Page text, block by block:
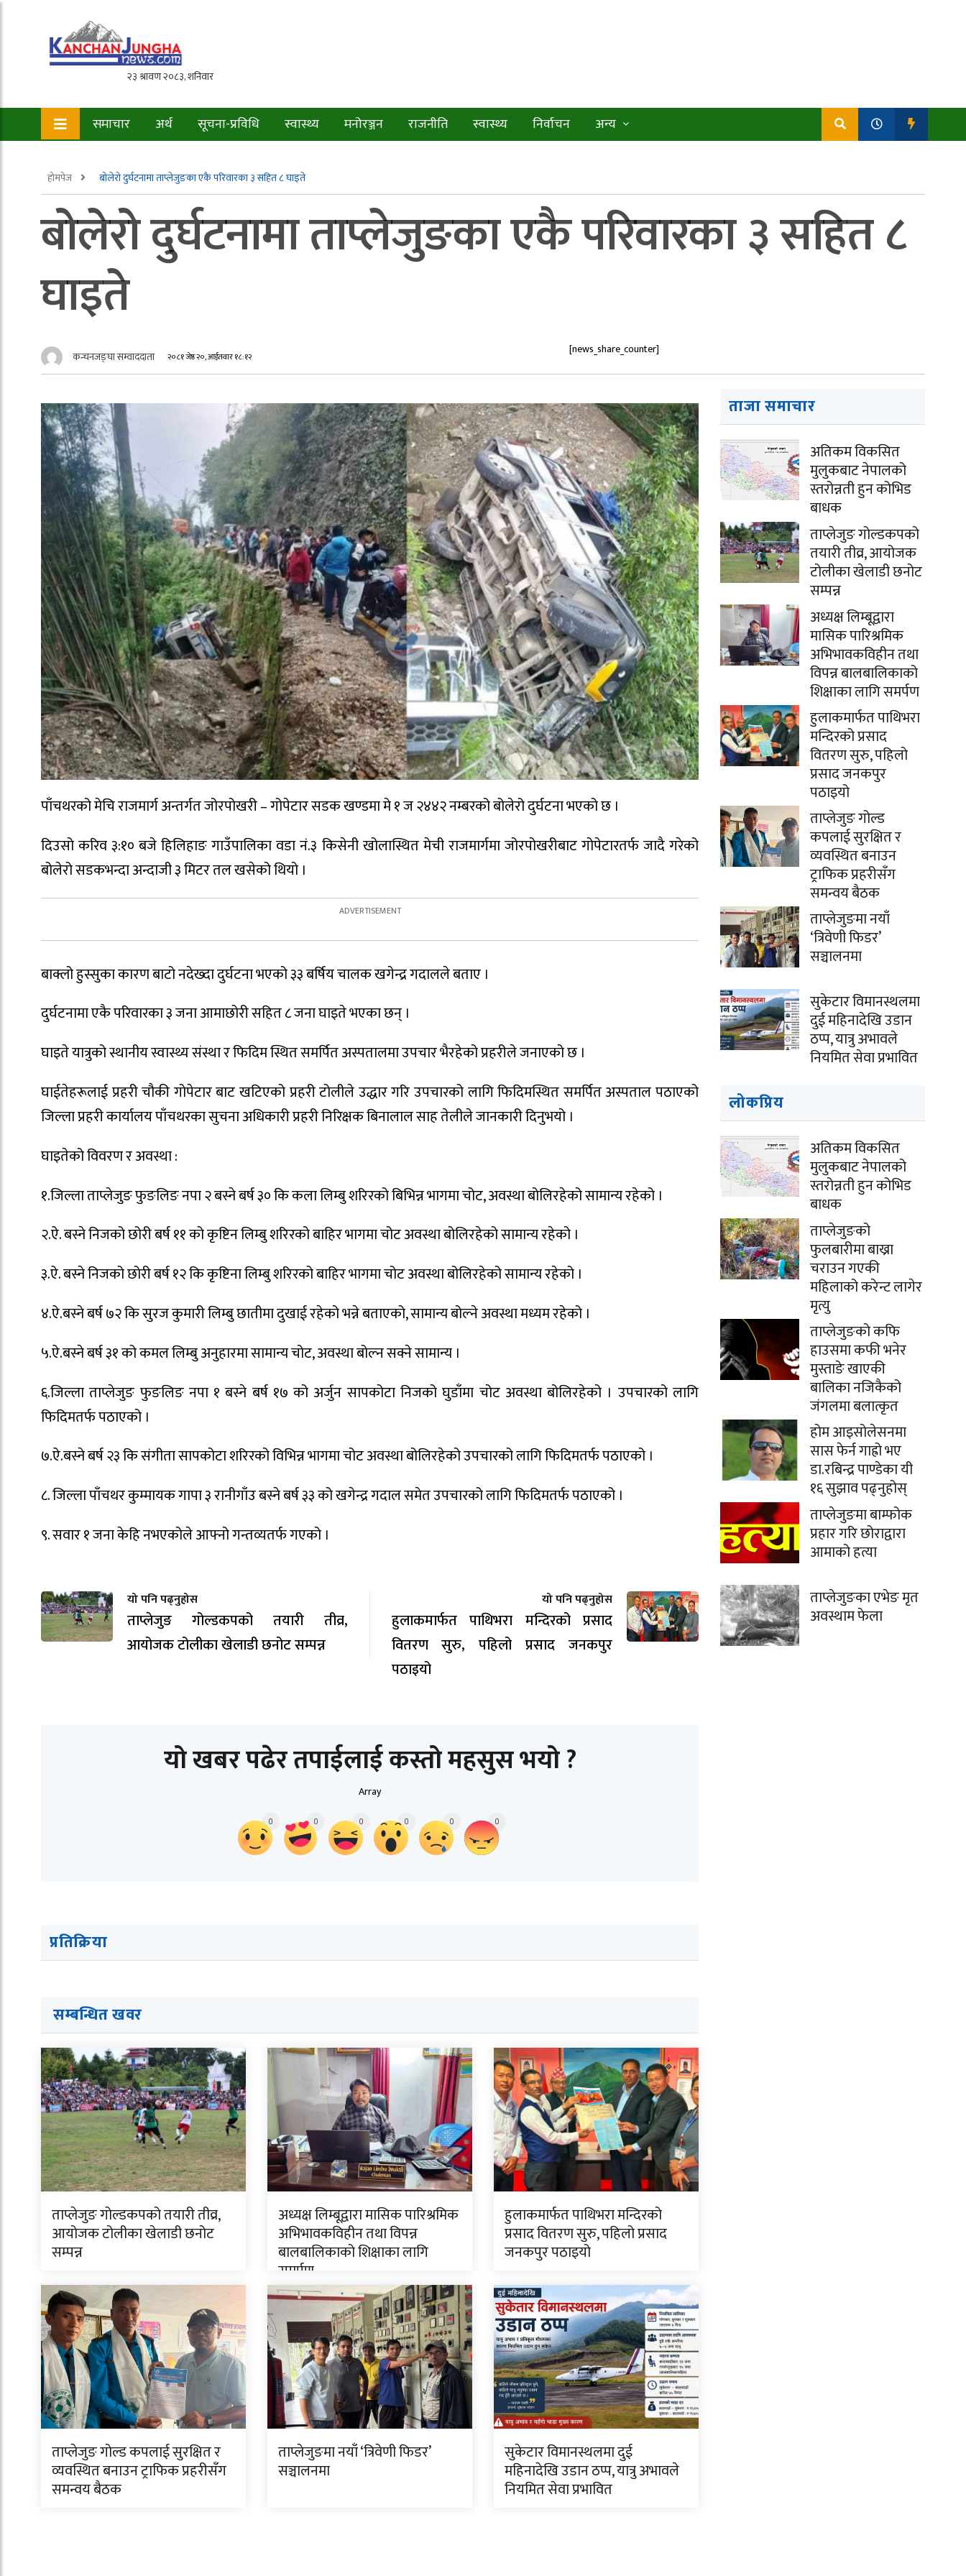
समाचार अर्थ सूचना-प्रविधि स्वास्थ्य मनोरञ्जन राजनीति स्वास्थ्य निर्वाचन अन्य
होमपेज बोलेरो दुर्घटनामा ताप्लेजुङका एकै परिवारका ३ सहित ८ घाइते
बोलेरो दुर्घटनामा ताप्लेजुङका एकै परिवारका ३ सहित ८
घाइते
कन्चनजङ्घा सम्वाददाता २०८१ जेष्ठ २०, आईतवार १८:१२ [news_share_counter]
पाँचथरको मेचि राजमार्ग अन्तर्गत जोरपोखरी – गोपेटार सडक खण्डमा मे १ ज २४४२ नम्बरको बोलेरो दुर्घटना भएको छ ।
दिउसो करिव ३:१० बजे हिलिहाङ गाउँपालिका वडा नं.३ किसेनी खोलास्थित मेची राजमार्गमा जोरपोखरीबाट गोपेटारतर्फ जादै गरेको
बोलेरो सडकभन्दा अन्दाजी ३ मिटर तल खसेको थियो ।
बाक्लो हुस्सुका कारण बाटो नदेख्दा दुर्घटना भएको ३३ बर्षिय चालक खगेन्द्र गदालले बताए ।
दुर्घटनामा एकै परिवारका ३ जना आमाछोरी सहित ८ जना घाइते भएका छन् ।
घाइते यात्रुको स्थानीय स्वास्थ्य संस्था र फिदिम स्थित समर्पित अस्पतालमा उपचार भैरहेको प्रहरीले जनाएको छ ।
घाईतेहरूलाई प्रहरी चौकी गोपेटार बाट खटिएको प्रहरी टोलीले उद्धार गरि उपचारको लागि फिदिमस्थित समर्पित अस्पताल पठाएको
जिल्ला प्रहरी कार्यालय पाँचथरका सुचना अधिकारी प्रहरी निरिक्षक बिनालाल साह तेलीले जानकारी दिनुभयो ।
घाइतेको विवरण र अवस्था :
१.जिल्ला ताप्लेजुङ फुङलिङ नपा २ बस्ने बर्ष ३० कि कला लिम्बु शरिरको बिभिन्न भागमा चोट, अवस्था बोलिरहेको सामान्य रहेको ।
२.ऐ. बस्ने निजको छोरी बर्ष ११ को कृष्टिन लिम्बु शरिरको बाहिर भागमा चोट अवस्था बोलिरहेको सामान्य रहेको ।
३.ऐ. बस्ने निजको छोरी बर्ष १२ कि कृष्टिना लिम्बु शरिरको बाहिर भागमा चोट अवस्था बोलिरहेको सामान्य रहेको ।
४.ऐ.बस्ने बर्ष ७२ कि सुरज कुमारी लिम्बु छातीमा दुखाई रहेको भन्ने बताएको, सामान्य बोल्ने अवस्था मध्यम रहेको ।
५.ऐ.बस्ने बर्ष ३१ को कमल लिम्बु अनुहारमा सामान्य चोट, अवस्था बोल्न सक्ने सामान्य ।
६.जिल्ला ताप्लेजुङ फुङलिङ नपा १ बस्ने बर्ष १७ को अर्जुन सापकोटा निजको घुडाँमा चोट अवस्था बोलिरहेको । उपचारको लागि
फिदिमतर्फ पठाएको ।
७.ऐ.बस्ने बर्ष २३ कि संगीता सापकोटा शरिरको विभिन्न भागमा चोट अवस्था बोलिरहेको उपचारको लागि फिदिमतर्फ पठाएको ।
८. जिल्ला पाँचथर कुम्मायक गापा ३ रानीगाँउ बस्ने बर्ष ३३ को खगेन्द्र गदाल समेत उपचारको लागि फिदिमतर्फ पठाएको ।
९. सवार १ जना केहि नभएकोले आफ्नो गन्तव्यतर्फ गएको ।
यो पनि पढ्नुहोस
ताप्लेजुङ गोल्डकपको तयारी तीव्र,
आयोजक टोलीका खेलाडी छनोट सम्पन्न
यो पनि पढ्नुहोस
हुलाकमार्फत पाथिभरा मन्दिरको प्रसाद
वितरण सुरु, पहिलो प्रसाद जनकपुर
पठाइयो
यो खबर पढेर तपाईलाई कस्तो महसुस भयो ?
Array
0 0 0 0 0 0
प्रतिक्रिया
सम्बन्धित खवर
ताप्लेजुङ गोल्डकपको तयारी तीव्र,
आयोजक टोलीका खेलाडी छनोट
सम्पन्न
अध्यक्ष लिम्बूद्वारा मासिक पारिश्रमिक
अभिभावकविहीन तथा विपन्न
बालबालिकाको शिक्षाका लागि
समर्पण
हुलाकमार्फत पाथिभरा मन्दिरको
प्रसाद वितरण सुरु, पहिलो प्रसाद
जनकपुर पठाइयो
ताप्लेजुङ गोल्ड कपलाई सुरक्षित र
व्यवस्थित बनाउन ट्राफिक प्रहरीसँग
समन्वय बैठक
ताप्लेजुङमा नयाँ ‘त्रिवेणी फिडर’
सञ्चालनमा
सुकेटार विमानस्थलमा दुई
महिनादेखि उडान ठप्प, यात्रु अभावले
नियमित सेवा प्रभावित
ताजा समाचार
अतिकम विकसित
मुलुकबाट नेपालको
स्तरोन्नती हुन कोभिड
बाधक
ताप्लेजुङ गोल्डकपको
तयारी तीव्र, आयोजक
टोलीका खेलाडी छनोट
सम्पन्न
अध्यक्ष लिम्बूद्वारा
मासिक पारिश्रमिक
अभिभावकविहीन तथा
विपन्न बालबालिकाको
शिक्षाका लागि समर्पण
हुलाकमार्फत पाथिभरा
मन्दिरको प्रसाद
वितरण सुरु, पहिलो
प्रसाद जनकपुर
पठाइयो
ताप्लेजुङ गोल्ड
कपलाई सुरक्षित र
व्यवस्थित बनाउन
ट्राफिक प्रहरीसँग
समन्वय बैठक
ताप्लेजुङमा नयाँ
‘त्रिवेणी फिडर’
सञ्चालनमा
सुकेटार विमानस्थलमा
दुई महिनादेखि उडान
ठप्प, यात्रु अभावले
नियमित सेवा प्रभावित
लोकप्रिय
अतिकम विकसित
मुलुकबाट नेपालको
स्तरोन्नती हुन कोभिड
बाधक
ताप्लेजुङको
फुलबारीमा बाख्रा
चराउन गएकी
महिलाको करेन्ट लागेर
मृत्यु
ताप्लेजुङको कफि
हाउसमा कफी भनेर
मुस्ताङे खाएकी
बालिका नजिकैको
जंगलमा बलात्कृत
होम आइसोलेसनमा
सास फेर्न गाह्रो भए
डा.रबिन्द्र पाण्डेका यी
१६ सुझाव पढ्नुहोस्
ताप्लेजुङमा बाम्फोक
प्रहार गरि छोराद्वारा
आमाको हत्या
ताप्लेजुङका एभेङ मृत
अवस्थाम फेला